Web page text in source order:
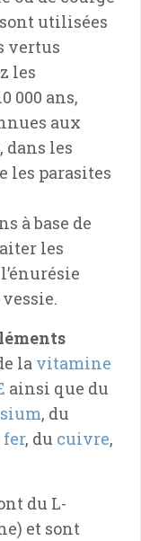
utilisées
vertus
les
000 ans,
aux
dans les
les parasites
à base de
les
la vitamine
ainsi que du
, du
fer, du cuivre,
du L-
et sont